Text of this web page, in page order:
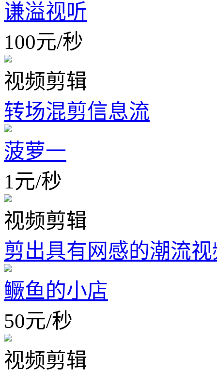
谦溢视听
100元/秒
视频剪辑
转场混剪信息流
菠萝一
1元/秒
视频剪辑
剪出具有网感的潮流视
鳜鱼的小店
50元/秒
视频剪辑